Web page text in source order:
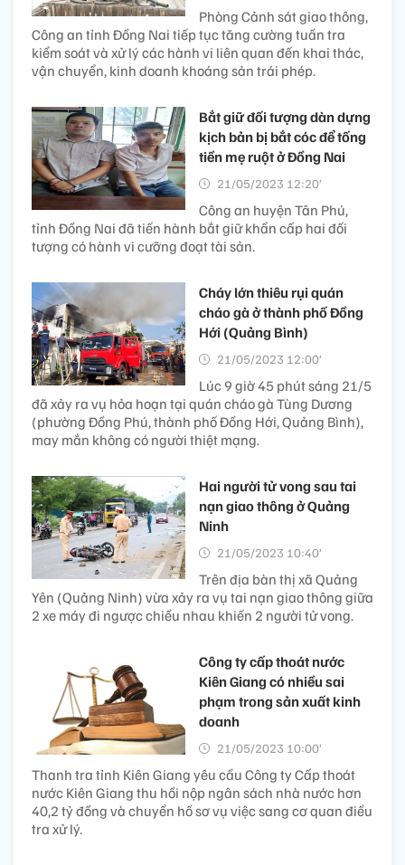
Phòng Cảnh sát giao thông,
Công an tỉnh Đồng Nai tiếp tục tăng cường tuần tra
kiểm soát và xử lý các hành vi liên quan đến khai thác,
vận chuyển, kinh doanh khoáng sản trái phép.
Bắt giữ đối tượng dàn dựng
kịch bản bị bắt cóc để tống
tiền mẹ ruột ở Đồng Nai
21/05/2023 12:20’
Công an huyện Tân Phú,
tỉnh Đồng Nai đã tiến hành bắt giữ khẩn cấp hai đối
tượng có hành vi cưỡng đoạt tài sản.
Cháy lớn thiêu rụi quán
cháo gà ở thành phố Đồng
Hới (Quảng Bình)
21/05/2023 12:00’
Lúc 9 giờ 45 phút sáng 21/5
đã xảy ra vụ hỏa hoạn tại quán cháo gà Tùng Dương
(phường Đồng Phú, thành phố Đồng Hới, Quảng Bình),
may mắn không có người thiệt mạng.
Hai người tử vong sau tai
nạn giao thông ở Quảng
Ninh
21/05/2023 10:40’
Trên địa bàn thị xã Quảng
Yên (Quảng Ninh) vừa xảy ra vụ tai nạn giao thông giữa
2 xe máy đi ngược chiều nhau khiến 2 người tử vong.
Công ty cấp thoát nước
Kiên Giang có nhiều sai
phạm trong sản xuất kinh
doanh
21/05/2023 10:00’
Thanh tra tỉnh Kiên Giang yêu cầu Công ty Cấp thoát
nước Kiên Giang thu hồi nộp ngân sách nhà nước hơn
40,2 tỷ đồng và chuyển hồ sơ vụ việc sang cơ quan điều
tra xử lý.